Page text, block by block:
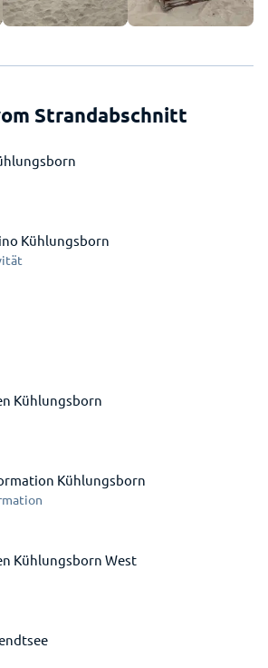
Strandabschnitt
Kühlungsborn
Kühlungsborn
Kühlungsborn
Kühlungsborn West